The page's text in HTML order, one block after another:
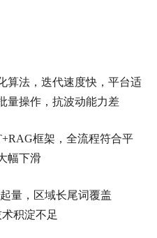
算法，迭代速度快，平台适
量操作，抗波动能力差
框架，全流程符合平
幅下滑
量，区域长尾词覆盖
积淀不足